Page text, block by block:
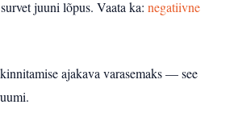
juuni lõpus. Vaata ka: negatiivne
ajakava varasemaks — see